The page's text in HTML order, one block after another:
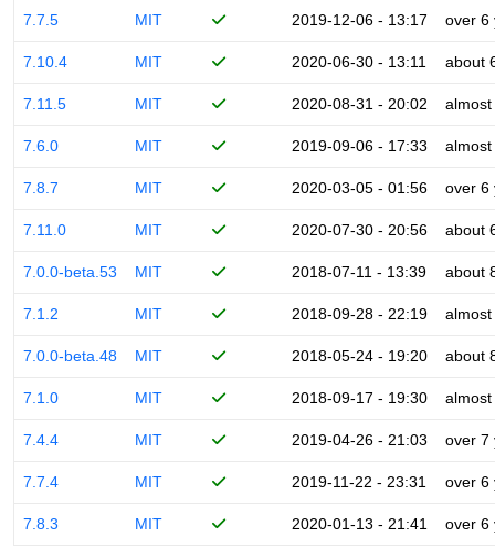
7.7.5 MIT 2019-12-06 - 13:17 over 6
7.10.4 MIT 2020-06-30 - 13:11 about
7.11.5 MIT 2020-08-31 - 20:02
7.6.0 MIT 2019-09-06 - 17:33
7.8.7 MIT 2020-03-05 - 01:56 over 6
7.11.0 MIT 2020-07-30 - 20:56 about
7.0.0-beta.53 MIT 2018-07-11 - 13:39 about
7.1.2 MIT 2018-09-28 - 22:19
7.0.0-beta.48 MIT 2018-05-24 - 19:20 about
7.1.0 MIT 2018-09-17 - 19:30
7.4.4 MIT 2019-04-26 - 21:03 over 7
7.7.4 MIT 2019-11-22 - 23:31 over 6
7.8.3 MIT 2020-01-13 - 21:41 over 6